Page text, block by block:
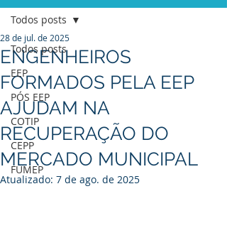
Todos posts
EEP
PÓS EEP
COTIP
CEPP
FUMEP
Todos posts
ENGENHEIROS
FORMADOS PELA EEP
AJUDAM NA
RECUPERAÇÃO DO
MERCADO MUNICIPAL
28 de jul. de 2025
Atualizado: 7 de ago. de 2025